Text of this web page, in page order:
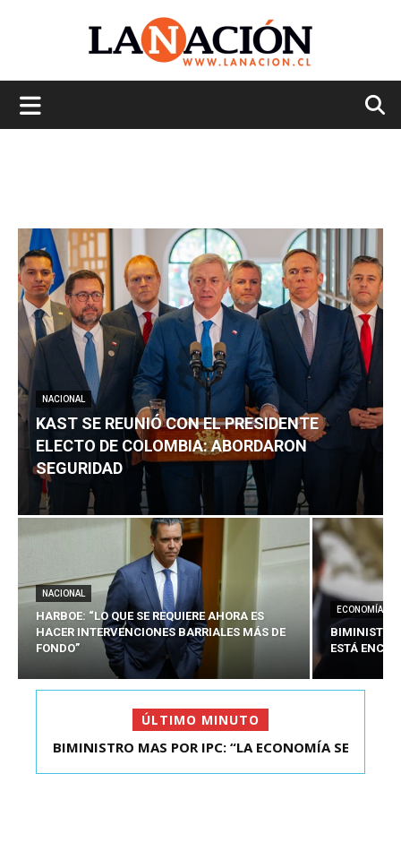
NACIONAL
KAST SE REUNIÓ CON EL PRESIDENTE
ELECTO DE COLOMBIA: ABORDARON
SEGURIDAD
NACIONAL
HARBOE: “LO QUE SE REQUIERE AHORA ES
HACER INTERVENCIONES BARRIALES MÁS DE
FONDO”
ECONOMÍA
BIMINISTRO
ESTÁ
ÚLTIMO MINUTO
KAST SE REUNIÓ CON EL PRESIDENTE ELECTO DE
BIMINISTRO MAS POR IPC: “LA ECONOMÍA SE